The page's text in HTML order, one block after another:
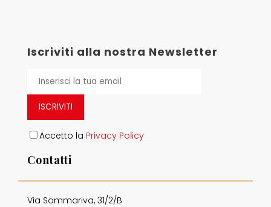
Iscriviti alla nostra Newsletter
ISCRIVITI
Accetto la Privacy Policy
Contatti
Via Sommariva, 31/2/B